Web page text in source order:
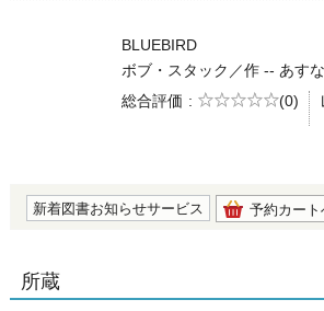
BLUEBIRD
ボブ・スタック／作 -- あす
総合評価
5段階評価
(0)
新着図書お知らせサービス 予約カート
所蔵